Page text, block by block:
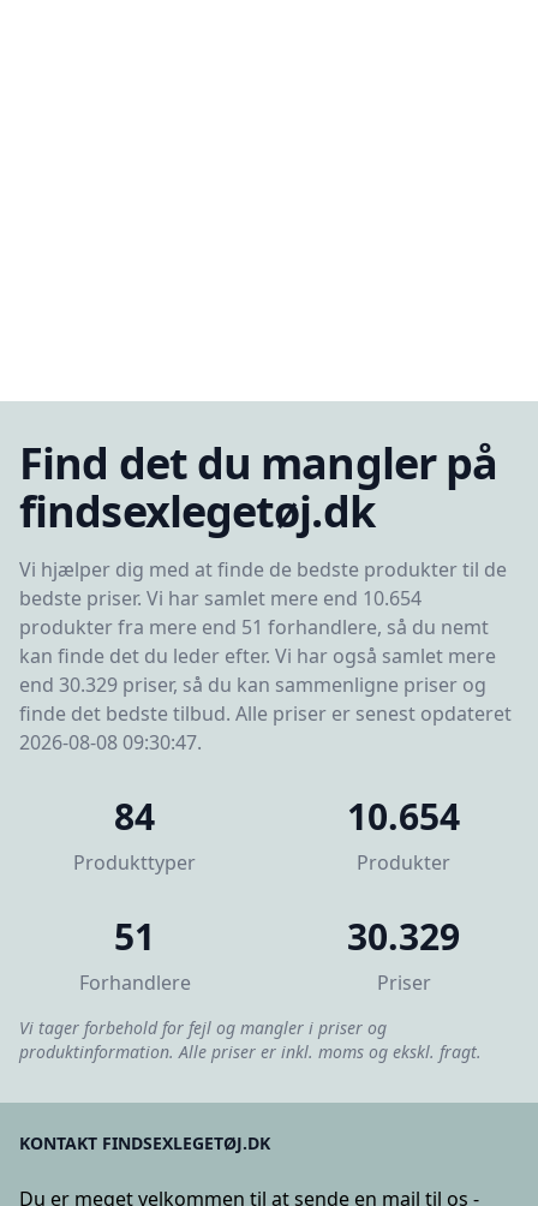
Find det du mangler på
findsexlegetøj.dk
Vi hjælper dig med at finde de bedste produkter til de
bedste priser. Vi har samlet mere end 10.654
produkter fra mere end 51 forhandlere, så du nemt
kan finde det du leder efter. Vi har også samlet mere
end 30.329 priser, så du kan sammenligne priser og
finde det bedste tilbud. Alle priser er senest opdateret
2026-08-08 09:30:47.
84
Produkttyper
10.654
Produkter
51
Forhandlere
30.329
Priser
Vi tager forbehold for fejl og mangler i priser og
produktinformation. Alle priser er inkl. moms og ekskl. fragt.
KONTAKT FINDSEXLEGETØJ.DK
Du er meget velkommen til at sende en mail til os -